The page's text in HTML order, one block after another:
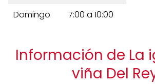
Domingo
7:00 a 10:00
Información de La
viña Del